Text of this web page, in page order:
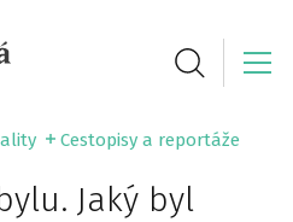
Cestopisy a reportáže
Jaký byl